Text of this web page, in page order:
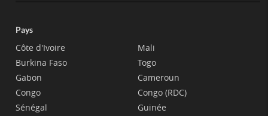
Pays
Côte d'Ivoire
Burkina Faso
Gabon
Congo
Sénégal
Mali
Togo
Cameroun
Congo (RDC)
Guinée